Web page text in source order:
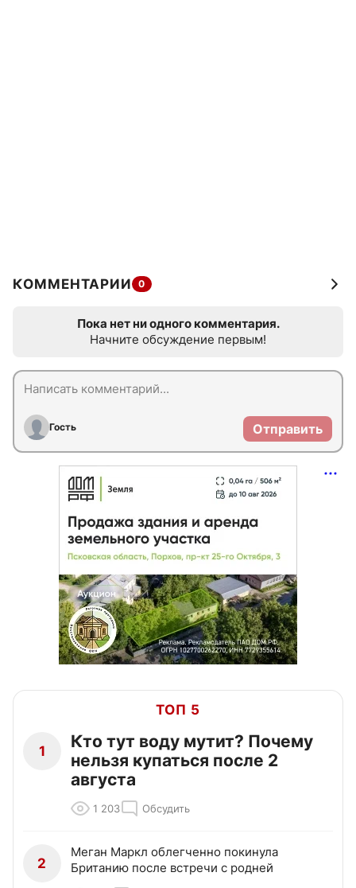
КОММЕНТАРИИ 0
Пока нет ни одного комментария.
Начните обсуждение первым!
Гость Отправить
ТОП 5
1
Кто тут воду мутит? Почему
нельзя купаться после 2
августа
1 203 Обсудить
2
Меган Маркл облегченно покинула
Британию после встречи с родней